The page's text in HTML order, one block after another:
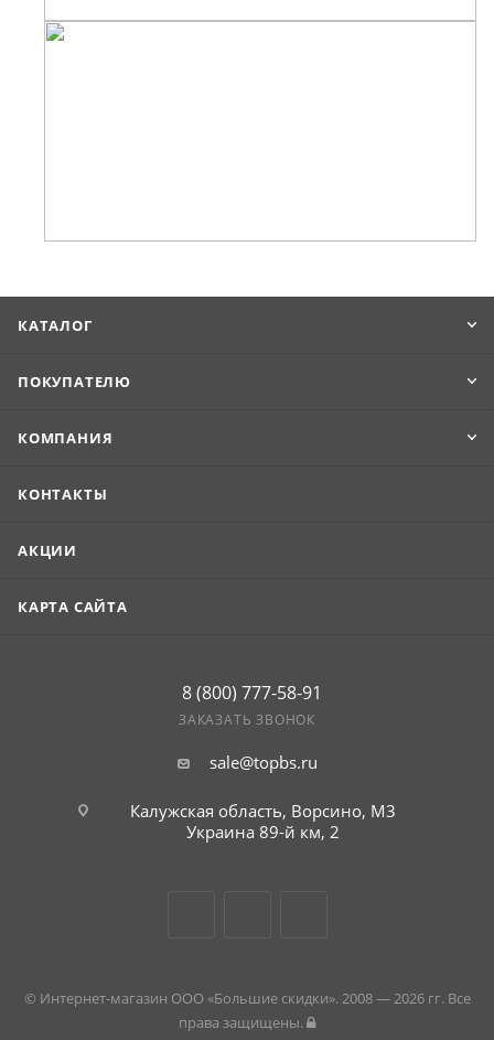
КАТАЛОГ
ПОКУПАТЕЛЮ
КОМПАНИЯ
КОНТАКТЫ
АКЦИИ
КАРТА САЙТА
8 (800) 777-58-91
ЗАКАЗАТЬ ЗВОНОК
sale@topbs.ru
Калужская область, Ворсино, М3
Украина 89-й км, 2
© Интернет-магазин ООО «Большие скидки». 2008 — 2026 гг. Все
права защищены.